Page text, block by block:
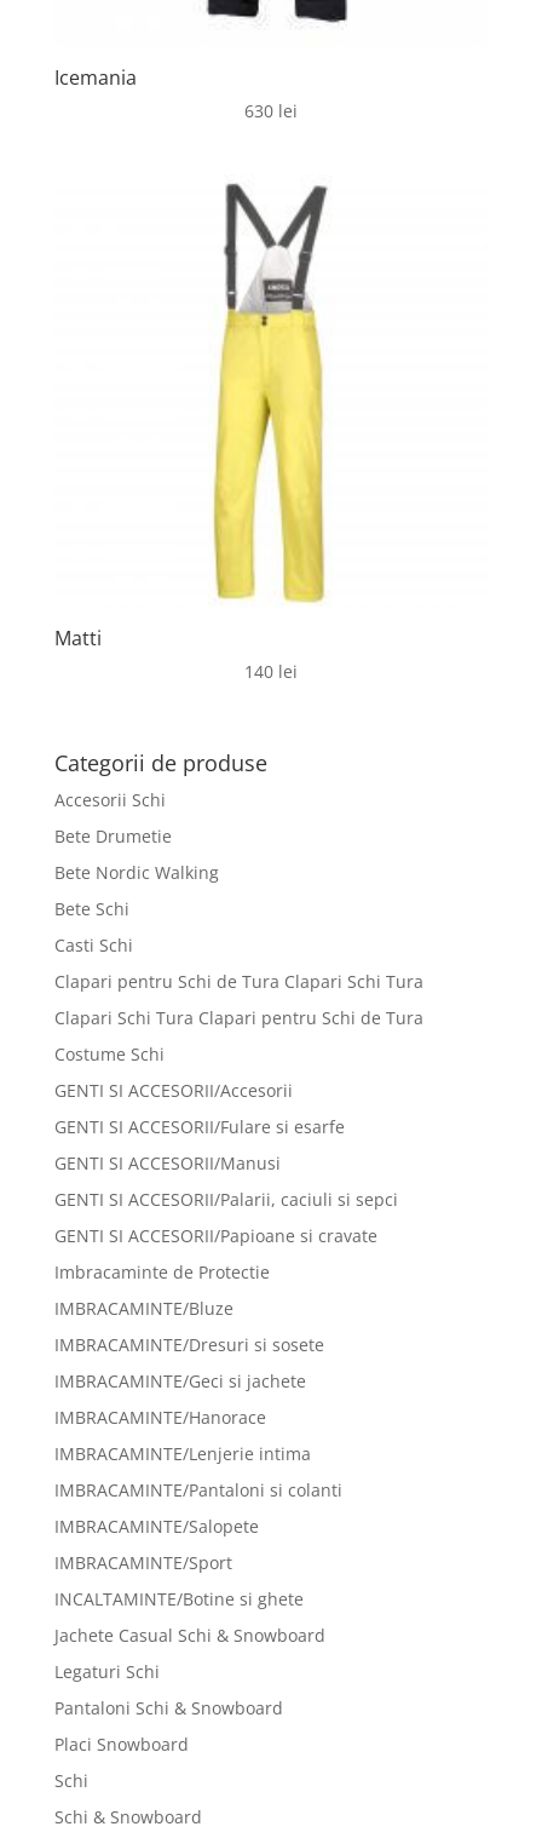
Icemania
630 lei
Matti
140 lei
Categorii de produse
Accesorii Schi
Bete Drumetie
Bete Nordic Walking
Bete Schi
Casti Schi
Clapari pentru Schi de Tura Clapari Schi Tura
Clapari Schi Tura Clapari pentru Schi de Tura
Costume Schi
GENTI SI ACCESORII/Accesorii
GENTI SI ACCESORII/Fulare si esarfe
GENTI SI ACCESORII/Manusi
GENTI SI ACCESORII/Palarii, caciuli si sepci
GENTI SI ACCESORII/Papioane si cravate
Imbracaminte de Protectie
IMBRACAMINTE/Bluze
IMBRACAMINTE/Dresuri si sosete
IMBRACAMINTE/Geci si jachete
IMBRACAMINTE/Hanorace
IMBRACAMINTE/Lenjerie intima
IMBRACAMINTE/Pantaloni si colanti
IMBRACAMINTE/Salopete
IMBRACAMINTE/Sport
INCALTAMINTE/Botine si ghete
Jachete Casual Schi & Snowboard
Legaturi Schi
Pantaloni Schi & Snowboard
Placi Snowboard
Schi
Schi & Snowboard